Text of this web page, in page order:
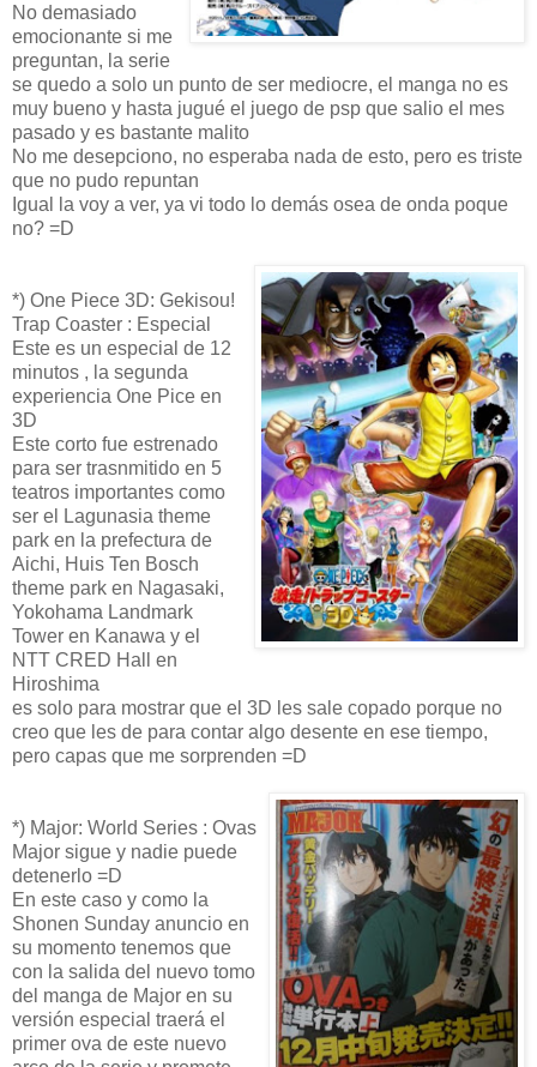
No demasiado
emocionante si me
preguntan, la serie
se quedo a solo un punto de ser mediocre, el manga no es
muy bueno y hasta jugué el juego de psp que salio el mes
pasado y es bastante malito
No me desepciono, no esperaba nada de esto, pero es triste
que no pudo repuntan
Igual la voy a ver, ya vi todo lo demás osea de onda poque
no? =D
*) One Piece 3D: Gekisou!
Trap Coaster : Especial
Este es un especial de 12
minutos , la segunda
experiencia One Pice en
3D
Este corto fue estrenado
para ser trasnmitido en 5
teatros importantes como
ser el Lagunasia theme
park en la prefectura de
Aichi, Huis Ten Bosch
theme park en Nagasaki,
Yokohama Landmark
Tower en Kanawa y el
NTT CRED Hall en
Hiroshima
es solo para mostrar que el 3D les sale copado porque no
creo que les de para contar algo desente en ese tiempo,
pero capas que me sorprenden =D
*) Major: World Series : Ovas
Major sigue y nadie puede
detenerlo =D
En este caso y como la
Shonen Sunday anuncio en
su momento tenemos que
con la salida del nuevo tomo
del manga de Major en su
versión especial traerá el
primer ova de este nuevo